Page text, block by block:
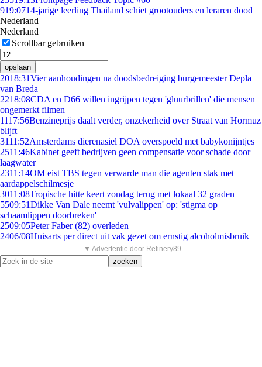
919:0714-jarige leerling Thailand schiet grootouders en leraren dood
Nederland
Nederland
Scrollbar gebruiken
opslaan
2018:31Vier aanhoudingen na doodsbedreiging burgemeester Depla
van Breda
2218:08CDA en D66 willen ingrijpen tegen 'gluurbrillen' die mensen
ongemerkt filmen
1117:56Benzineprijs daalt verder, onzekerheid over Straat van Hormuz
blijft
3111:52Amsterdams dierenasiel DOA overspoeld met babykonijntjes
2511:46Kabinet geeft bedrijven geen compensatie voor schade door
laagwater
2311:14OM eist TBS tegen verwarde man die agenten stak met
aardappelschilmesje
3011:08Tropische hitte keert zondag terug met lokaal 32 graden
5509:51Dikke Van Dale neemt 'vulvalippen' op: 'stigma op
schaamlippen doorbreken'
2509:05Peter Faber (82) overleden
2406/08Huisarts per direct uit vak gezet om ernstig alcoholmisbruik
▼ Advertentie door Refinery89